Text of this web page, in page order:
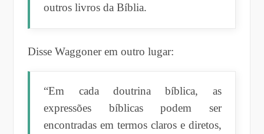
outros livros da Bíblia.
Disse Waggoner em outro lugar:
“Em cada doutrina bíblica, as
expressões bíblicas podem ser
encontradas em termos claros e diretos,